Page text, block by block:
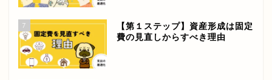
7
【第１ステップ】資産形成は固定
費の見直しからすべき理由